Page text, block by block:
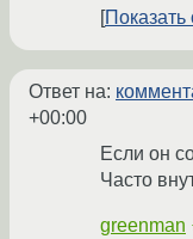
Показать
Ответ на:
+00:00
Если он
Часто
greenman